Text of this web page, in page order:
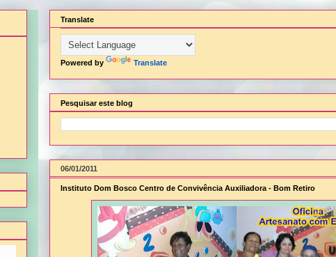
Translate
Powered by Translate
Pesquisar este blog
06/01/2011
Instituto Dom Bosco Centro de Convivência Auxiliadora - Bom Retiro